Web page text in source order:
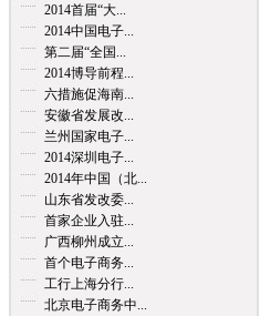
2014首届“大...
2014中国电子...
第二届“全国...
2014博导前程...
六措施促海南...
安徽省发展改...
兰州国家电子...
2014深圳电子...
2014年中国（北...
山东省发改委...
首家企业入驻...
广西柳州成立...
首个电子商务...
工行上海分行...
北京电子商务中...